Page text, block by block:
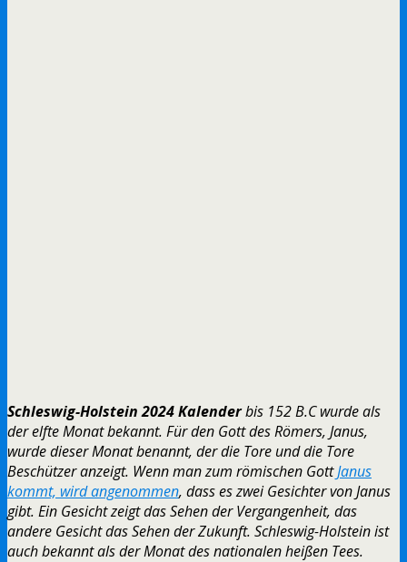
Schleswig-Holstein 2024 Kalenderbis 152 B.C wurde als
der elfte Monat bekannt. Für den Gott des Römers, Janus,
wurde dieser Monat benannt, der die Tore und die Tore
Beschützer anzeigt. Wenn man zum römischen GottJanus
kommt, wird angenommen, dass es zwei Gesichter von Janus
gibt. Ein Gesicht zeigt das Sehen der Vergangenheit, das
andere Gesicht das Sehen der Zukunft. Schleswig-Holstein ist
auch bekannt als der Monat des nationalen heißen Tees.